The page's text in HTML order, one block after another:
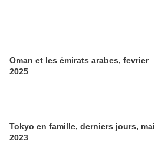
Oman et les émirats arabes, fevrier
2025
Tokyo en famille, derniers jours, mai
2023